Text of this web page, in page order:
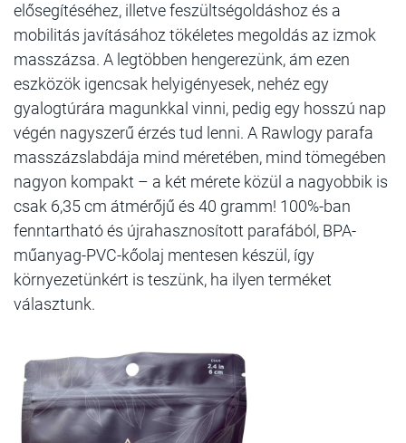
elősegítéséhez, illetve feszültségoldáshoz és a
mobilitás javításához tökéletes megoldás az izmok
masszázsa. A legtöbben hengerezünk, ám ezen
eszközök igencsak helyigényesek, nehéz egy
gyalogtúrára magunkkal vinni, pedig egy hosszú nap
végén nagyszerű érzés tud lenni. A Rawlogy parafa
masszázslabdája mind méretében, mind tömegében
nagyon kompakt – a két mérete közül a nagyobbik is
csak 6,35 cm átmérőjű és 40 gramm! 100%-ban
fenntartható és újrahasznosított parafából, BPA-
műanyag-PVC-kőolaj mentesen készül, így
környezetünkért is teszünk, ha ilyen terméket
választunk.